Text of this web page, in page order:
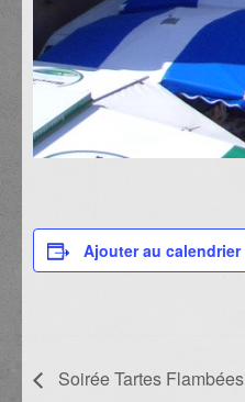
Ajouter au calendrier
Soirée Tartes Flambées